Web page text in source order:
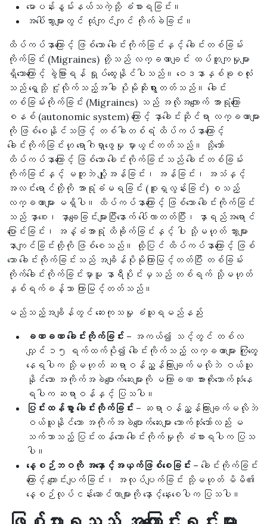
မောပန်းနွမ်းနယ်သကဲ့သို့ ခံစားရခြင်း။
အပေါ်သွားများတွင် ထုံကျင်ကျင် ကိုက်ခဲခြင်း။
ထိပ်ကပ်နာကြောင့် ဖြစ်သော ခေါင်းကိုက်ခြင်းနှင့် ခေါင်းတစ်ခြမ်း
ကိုက်ခြင်း (Migraines) တို့သည် လက္ခဏာချင်း ထပ်တူကျမှုများ
ရှိသောကြောင့် ခွဲခြားရန် ရှုပ်ထွေးနိုင်ပါသည်။ ဝေဒနာနှစ်ခုစလုံး
သည် ရှေ့သို့ ငုံ့လိုက်သည့်အခါ ပိုမိုဆိုးရွားတတ်သည်။ ခေါင်း
တစ်ခြမ်းကိုက်ခြင်း (Migraines) သည် အလိုအလျောက် အာရုံကြော
စနစ် (autonomic system) ကြောင့် နှာခေါင်းဆိုင်ရာ လက္ခဏာများ
ကို ဖြစ်စေနိုင်သဖြင့် တစ်ခါတစ်ရံ ထိပ်ကပ်နာကြောင့်
ခေါင်းကိုက်ခြင်းဟု ရောဂါရှာဖွေမှု မှားယွင်းတတ်သည်။ သို့သော်
ထိပ်ကပ်နာကြောင့် ဖြစ်သော ခေါင်းကိုက်ခြင်းသည် ခေါင်းတစ်ခြမ်း
ကိုက်ခြင်းနှင့် မတူဘဲ ပျို့အန်ခြင်း၊ အန်ခြင်း၊ အသံနှင့်
အလင်းရောင်တို့ကို အာရုံခံမရခြင်း (စူးရှလွန်းခြင်း) စသည့်
လက္ခဏာများ မရှိပါ။ ထိပ်ကပ်နာကြောင့် ဖြစ်သော ခေါင်းကိုက်ခြင်း
သည် နှာစေး၊ နှာချေခြင်းများပြီးနောက် ပေါ်လာတတ်ပြီး၊ နှာရည်အရောင်
ပြောင်းခြင်း၊ အနံ့ခံအာရုံ ထိခိုက်ခြင်းနှင့် ပါး သို့မဟုတ် သွားများ
နာကျင်ခြင်းတို့ကို ဖြစ်စေသည်။ ထို့ပြင် ထိပ်ကပ်နာကြောင့် ဖြစ်
သော ခေါင်းကိုက်ခြင်းသည် အချိန်ပိုမိုကြာမြင့်တတ်ပြီး တစ်ခြမ်း
ကိုက်ခေါင်းကိုက်ခြင်းမှာမူ နာရီပိုင်းမှသည် တစ်ရက် သို့မဟုတ်
နှစ်ရက်ခန့်သာ ကြာမြင့်တတ်သည်။
မည်သည့်အချိန်တွင် ဆေးကုသမှု ခံယူရမည်နည်း
ခဏခဏ ခေါင်းကိုက်ခြင်း – အကယ်၍ သင့်တွင် တစ်လ
လျှင် ၁၅ ရက်ထက်ပို၍ ခေါင်းကိုက်သည့် လက္ခဏာများ ကြုံတွေ့
နေရပါက သို့မဟုတ် ဆရာဝန်ညွှန်ကြားချက်မလိုဘဲ ဝယ်ယူ
နိုင်သော အကိုက်အခဲပျောက်ဆေးများကို မကြာခဏ အားကိုးသောက်သုံးနေ
ရပါက ဆရာဝန်နှင့် ပြသပါ။
ပြင်းထန်စွာ ခေါင်းကိုက်ခြင်း – ဆရာဝန်ညွှန်ကြားချက်မလိုဘဲ
ဝယ်ယူနိုင်သော အကိုက်အခဲပျောက်ဆေးများ သောက်သုံးသော်လည်း မ
သက်သာသည့် ပြင်းထန်သော ခေါင်းကိုက်မှုကို ခံစားရပါက ပြသ
ပါ။
နေ့စဉ်ဘဝကို အနှောင့်အယှက်ဖြစ်စေခြင်း – ခေါင်းကိုက်ခြင်း
ကြောင့် ကျောင်းပျက်ခြင်း၊ အလုပ်ပျက်ခြင်း သို့မဟုတ် မိမိ၏
နေ့စဉ်လုပ်ငန်းဆောင်တာများကို နှောင့်နှေးစေပါက ပြသပါ။